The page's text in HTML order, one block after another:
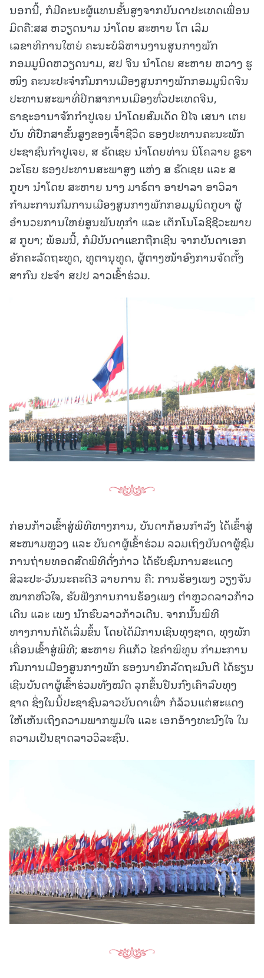
ນອກນີ້, ກໍມີຄະນະຜູ້ແທນຂັ້ນສູງຈາກບັນດາປະເທດເພື່ອນ
ມິດຄື:ສສ ຫວຽດນາມ ນໍາໂດຍ ສະຫາຍ ໂຕ ເລິມ
ເລຂາທິການໃຫຍ່ ຄະນະບໍລິຫານງານສູນກາງພັກ
ກອມມູນິດຫວຽດນາມ, ສປ ຈີນ ນໍາໂດຍ ສະຫາຍ ຫວາງ ຮູ
ໜິງ ຄະນະປະຈໍາກົມການເມືອງສູນກາງພັກກອມມູນິດຈີນ
ປະທານສະພາທີ່ປຶກສາການເມືອງທົ່ວປະເທດຈີນ,
ຣາຊະອານາຈັກກໍາປູເຈຍ ນໍາໂດຍສົມເດັດ ປິໄຈ ເສນາ ເຕຍ
ບັນ ທີ່ປຶກສາຂັ້ນສູງຂອງເຈົ້າຊີວິດ ຮອງປະທານຄະນະພັກ
ປະຊາຊົນກໍາປູເຈຍ, ສ ຣັດເຊຍ ນໍາໂດຍທ່ານ ນິໂຄລາຍ ຊູຣາ
ວະໂຣບ ຮອງປະທານສະພາສູງ ແຫ່ງ ສ ຣັດເຊຍ ແລະ ສ
ກູບາ ນໍາໂດຍ ສະຫາຍ ນາງ ມາຣ໌ຕາ ອາຢາລາ ອາວິລາ
ກໍາມະການກົມການເມືອງສູນກາງພັກກອມມູນິດກູບາ ຜູ້
ອໍານວຍການໃຫຍ່ສູນພັນທຸກໍາ ແລະ ເຕັກໂນໂລຊີຊີວະພາບ
ສ ກູບາ; ພ້ອມນີ້, ກໍມີບັນດາແຂກຖືກເຊີນ ຈາກບັນດາເອກ
ອັກຄະລັດຖະທູດ, ທູຕານຸທູດ, ຜູ້ຕາງໜ້າອົງການຈັດຕັ້ງ
ສາກົນ ປະຈໍາ ສປປ ລາວເຂົ້າຮ່ວມ.
ກ່ອນກ້າວເຂົ້າສູ່ພິທີທາງການ, ບັນດາກ້ອນກໍາລັງ ໄດ້ເຂົ້າສູ່
ສະໜາມຫຼວງ ແລະ ບັນດາຜູ້ເຂົ້າຮ່ວມ ລວມເຖິງບັນດາຜູ້ຊົມ
ການຖ່າຍທອດສົດພິທີດັ່ງກ່າວ ໄດ້ຮັບຊົມການສະແດງ
ສິລະປະ-ວັນນະຄະດີ3 ລາຍການ ຄື: ການຮ້ອງເພງ ວຽງຈັນ
ໝາກຫົວໃຈ, ຮັບຟັງການການຮ້ອງເພງ ຕໍາຫຼວດລາວກ້າວ
ເດີນ ແລະ ເພງ ນັກຮົບລາວກ້າວເດີນ. ຈາກນັ້ນພິທີ
ທາງການກໍໄດ້ເລີ່ມຂຶ້ນ ໂດຍໄດ້ມີການເຊີນທຸງຊາດ, ທຸງພັກ
ເຄື່ອນເຂົ້າສູ່ພິທີ; ສະຫາຍ ກິແກ້ວ ໄຂຄໍາພິທູນ ກໍາມະການ
ກົມການເມືອງສູນກາງພັກ ຮອງນາຍົກລັດຖະມົນຕີ ໄດ້ຮຽນ
ເຊີນບັນດາຜູ້ເຂົ້າຮ່ວມທັງໝົດ ລຸກຂຶ້ນຢືນກົງເຄົາລົບທຸງ
ຊາດ ຊຶ່ງໃນນີ້ປະຊາຊົນລາວບັນດາເຜົ່າ ກໍລ້ວນແຕ່ສະແດງ
ໃຫ້ເຫັນເຖິງຄວາມພາກພູມໃຈ ແລະ ເອກອ້າງທະນົງໃຈ ໃນ
ຄວາມເປັນຊາດລາວວິລະຊົນ.